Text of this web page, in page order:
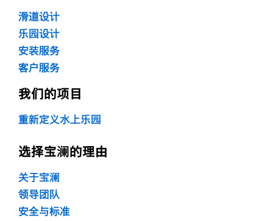
滑道设计
乐园设计
安装服务
客户服务
我们的项目
重新定义水上乐园
选择宝澜的理由
关于宝澜
领导团队
安全与标准